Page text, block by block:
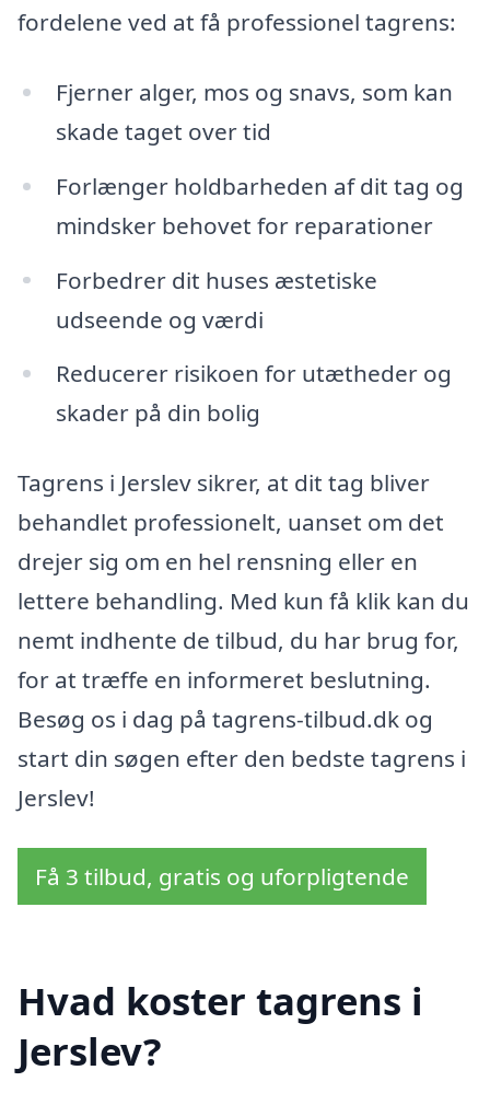
fordelene ved at få professionel tagrens:
Fjerner alger, mos og snavs, som kan
skade taget over tid
Forlænger holdbarheden af dit tag og
mindsker behovet for reparationer
Forbedrer dit huses æstetiske
udseende og værdi
Reducerer risikoen for utætheder og
skader på din bolig
Tagrens i Jerslev sikrer, at dit tag bliver
behandlet professionelt, uanset om det
drejer sig om en hel rensning eller en
lettere behandling. Med kun få klik kan du
nemt indhente de tilbud, du har brug for,
for at træffe en informeret beslutning.
Besøg os i dag på tagrens-tilbud.dk og
start din søgen efter den bedste tagrens i
Jerslev!
Få 3 tilbud, gratis og uforpligtende
Hvad koster tagrens i
Jerslev?